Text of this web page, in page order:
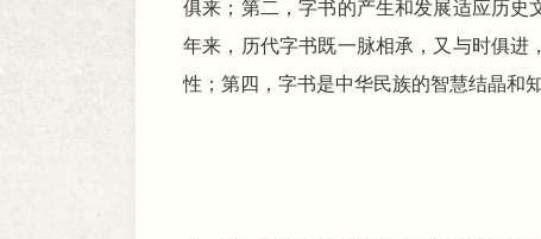
俱来；第二，字书的产生和发展适应历史
年来，历代字书既一脉相承，又与时俱
性；第四，字书是中华民族的智慧结晶和